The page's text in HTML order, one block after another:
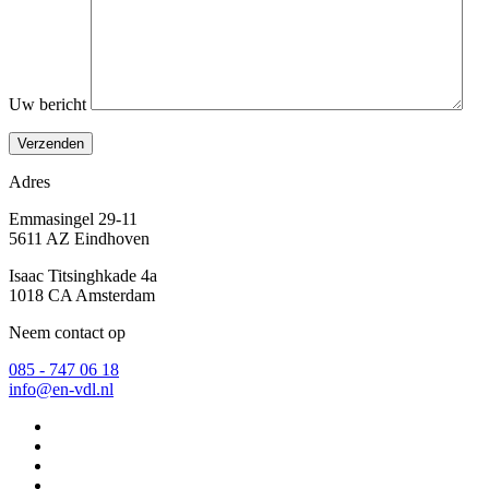
Uw bericht
Adres
Emmasingel 29-11
5611 AZ Eindhoven
Isaac Titsinghkade 4a
1018 CA Amsterdam
Neem contact op
085 - 747 06 18
info@en-vdl.nl